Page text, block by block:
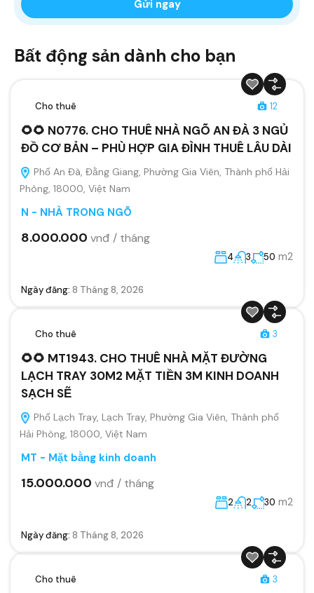
Bất động sản dành cho bạn
Cho thuê 12
🌻🌻 N0776. CHO THUÊ NHÀ NGÕ AN ĐÀ 3 NGỦ
ĐỒ CƠ BẢN – PHÙ HỢP GIA ĐÌNH THUÊ LÂU DÀI
Phố An Đà, Đằng Giang, Phường Gia Viên, Thành phố Hải
Phòng, 18000, Việt Nam
N - NHÀ TRONG NGÕ
8.000.000 vnđ / tháng
4 3 50 m2
Ngày đăng: 8 Tháng 8, 2026
Cho thuê 3
🌻🌻 MT1943. CHO THUÊ NHÀ MẶT ĐƯỜNG
LẠCH TRAY 30M2 MẶT TIỀN 3M KINH DOANH
SẠCH SẼ
Phố Lạch Tray, Lạch Tray, Phường Gia Viên, Thành phố
Hải Phòng, 18000, Việt Nam
MT - Mặt bằng kinh doanh
15.000.000 vnđ / tháng
2 2 30 m2
Ngày đăng: 8 Tháng 8, 2026
Cho thuê 3